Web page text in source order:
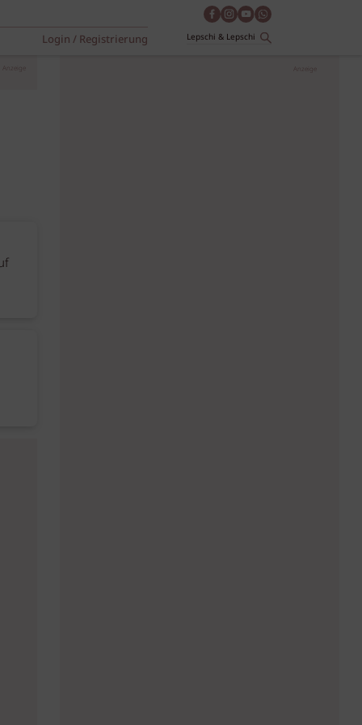
Login / Registrierung
Anzeige Anzeige